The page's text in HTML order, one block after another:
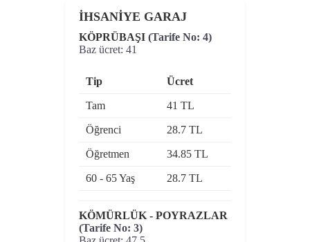
İHSANİYE GARAJ
KÖPRÜBAŞI (Tarife No: 4)
Baz ücret: 41
Tip Ücret
Tam 41 TL
Öğrenci 28.7 TL
Öğretmen 34.85 TL
60 - 65 Yaş 28.7 TL
KÖMÜRLÜK - POYRAZLAR
(Tarife No: 3)